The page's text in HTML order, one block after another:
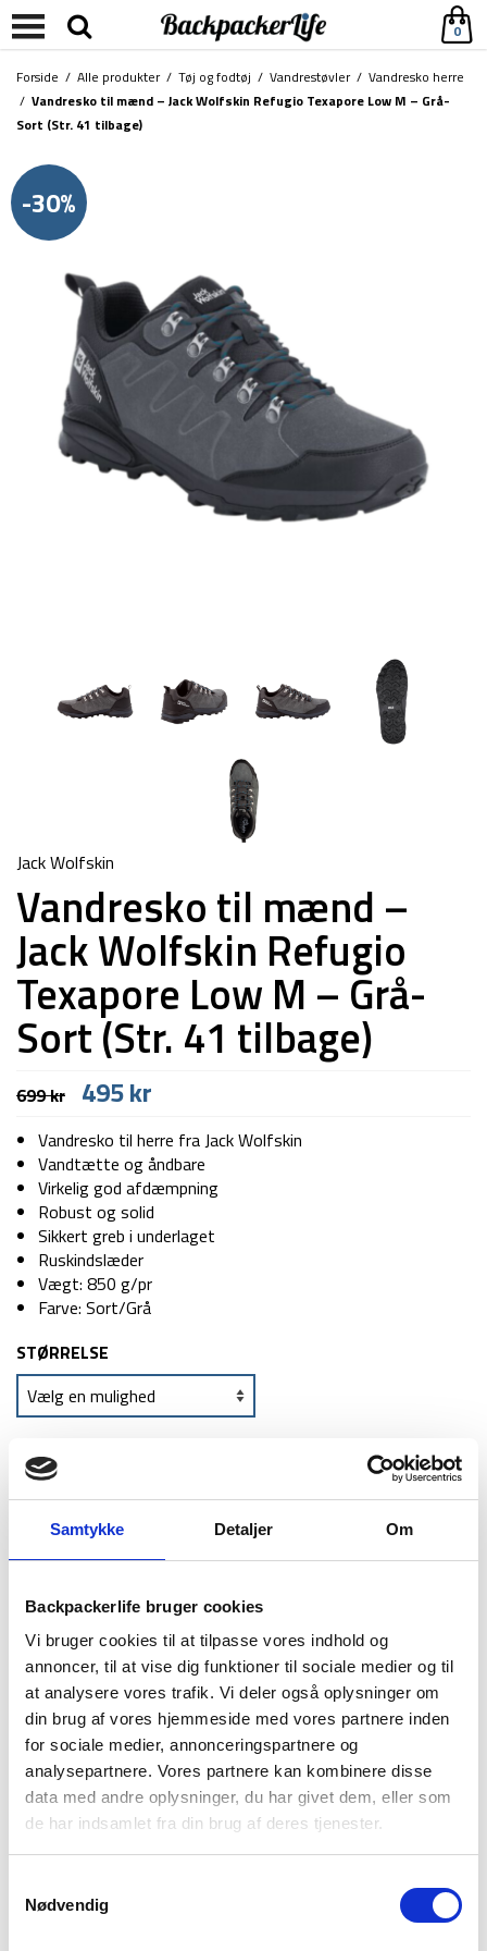
Samtykke Detaljer Om
Backpackerlife bruger cookies
Vi bruger cookies til at tilpasse vores indhold og
annoncer, til at vise dig funktioner til sociale medier og til
at analysere vores trafik. Vi deler også oplysninger om
din brug af vores hjemmeside med vores partnere inden
for sociale medier, annonceringspartnere og
analysepartnere. Vores partnere kan kombinere disse
data med andre oplysninger, du har givet dem, eller som
de har indsamlet fra din brug af deres tjenester.
Nødvendig
0
Forside / Alle produkter/ Tøj og fodtøj / Vandrestøvler/ Vandresko herre
/ Vandresko til mænd – Jack Wolfskin Refugio Texapore Low M – Grå-
Sort (Str. 41 tilbage)
-30%
Jack Wolfskin
Vandresko til mænd –
Jack Wolfskin Refugio
Texapore Low M – Grå-
Sort (Str. 41 tilbage)
699kr Den
oprindelige
pris
var:
699 kr.
495kr
pris
er:
495 kr.
Vandresko til herre fra Jack Wolfskin
Vandtætte og åndbare
Virkelig god afdæmpning
Robust og solid
Sikkert greb i underlaget
Ruskindslæder
Vægt: 850 g/pr
Farve: Sort/Grå
STØRRELSE
1-2 dages
Fri fragt over
100 dages
BESKRIVELSE
YDERLIGERE INFORMATION
BRAND
FAQ
Disse alsidige Refugio Texapore Low M vandresko fra Jack
Wolfskin vil gøre dine ture til en leg. Skoene holder dine fødder
Overdelen er lavet af ruskind af høj kvalitet, så du sikre et